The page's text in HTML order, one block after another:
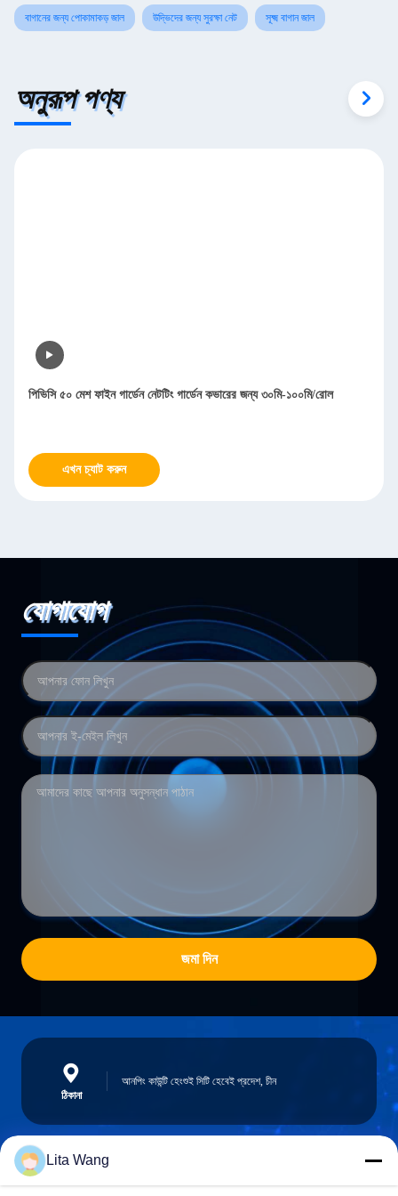
বাগানের জন্য পোকামাকড় জাল উদ্ভিদের জন্য সুরক্ষা নেট সূক্ষ্ম বাগান জাল
অনুরূপ পণ্য
পিভিসি ৫০ মেশ ফাইন গার্ডেন নেটটিং গার্ডেন কভারের জন্য ৩০মি-১০০মি/রোল
এখন চ্যাট করুন
যোগাযোগ
জমা দিন
ঠিকানা
আনপিং কাউন্টি হেংশুই সিটি হেবেই প্রদেশ, চীন
lita@screenmeshnet.com
Lita Wang